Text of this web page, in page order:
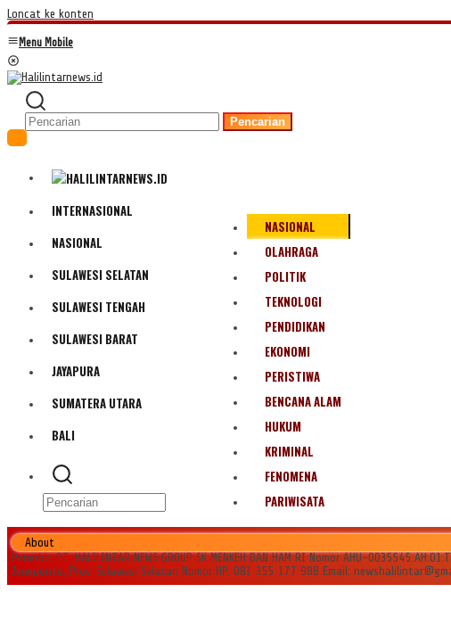
Loncat ke konten
Menu Mobile
Pencarian
INTERNASIONAL
NASIONAL
SULAWESI SELATAN
SULAWESI TENGAH
SULAWESI BARAT
JAYAPURA
SUMATERA UTARA
BALI
NASIONAL
OLAHRAGA
POLITIK
TEKNOLOGI
PENDIDIKAN
EKONOMI
PERISTIWA
BENCANA ALAM
HUKUM
KRIMINAL
FENOMENA
PARIWISATA
About
Penerbit PT. HALILINTAR NEWS GROUP SK MENKEH DAN HAM RI Nomor AHU-
Jeneponto, Prov. Sulawesi Selatan Nomor HP. 081 355 177 988 Email: